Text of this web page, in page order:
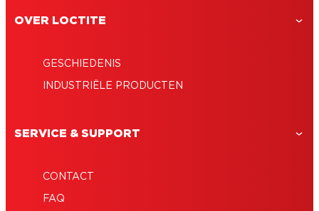
OVER LOCTITE
GESCHIEDENIS
INDUSTRIËLE PRODUCTEN
SERVICE & SUPPORT
CONTACT
FAQ